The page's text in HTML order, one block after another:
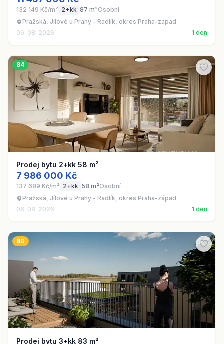
132 149 Kč/m² 2+kk 87 m²Osobní
Pražská, Jílové u Prahy - Radlík, okres Praha-západ
06. 08. 2026
1 den
84
Prodej bytu 2+kk 58 m²
7 986 000 Kč
137 689 Kč/m² 2+kk 58 m²Osobní
Pražská, Jílové u Prahy - Radlík, okres Praha-západ
06. 08. 2026
1 den
60
Prodej bytu 3+kk 83 m²